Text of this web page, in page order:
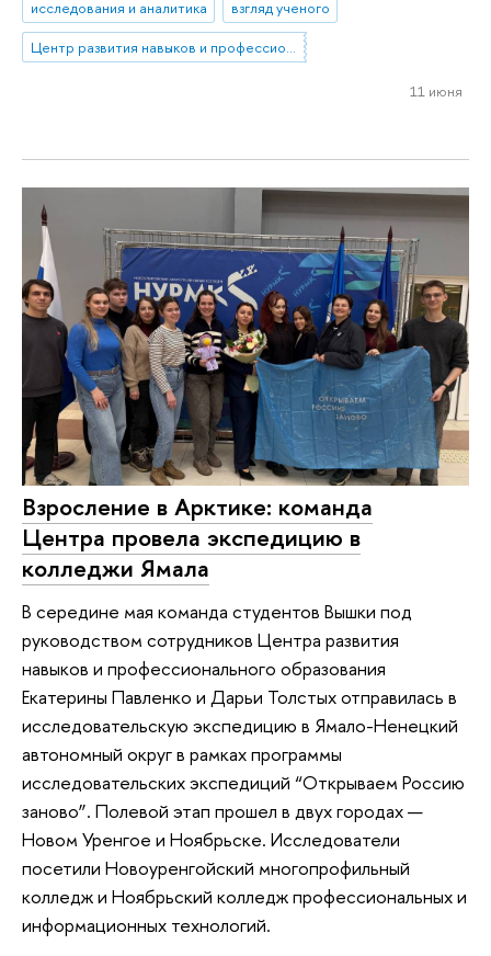
исследования и аналитика
взгляд ученого
Центр развития навыков и профессионального образования
11 июня
Взросление в Арктике: команда
Центра провела экспедицию в
колледжи Ямала
В середине мая команда студентов Вышки под
руководством сотрудников Центра развития
навыков и профессионального образования
Екатерины Павленко и Дарьи Толстых отправилась в
исследовательскую экспедицию в Ямало-Ненецкий
автономный округ в рамках программы
исследовательских экспедиций “Открываем Россию
заново”. Полевой этап прошел в двух городах —
Новом Уренгое и Ноябрьске. Исследователи
посетили Новоуренгойский многопрофильный
колледж и Ноябрьский колледж профессиональных и
информационных технологий.